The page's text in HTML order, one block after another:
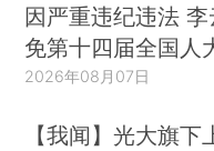
因严重违纪违法
免第十四届全国人
2026年08月07日
【我闻】光大旗下